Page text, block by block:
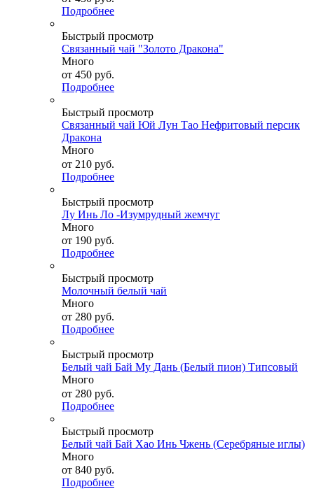
Подробнее
Быстрый просмотр
Связанный чай "Золото Дракона"
Много
от 450 руб.
Подробнее
Быстрый просмотр
Связанный чай Юй Лун Тао Нефритовый персик
Дракона
Много
от 210 руб.
Подробнее
Быстрый просмотр
Лу Инь Ло -Изумрудный жемчуг
Много
от 190 руб.
Подробнее
Быстрый просмотр
Молочный белый чай
Много
от 280 руб.
Подробнее
Быстрый просмотр
Белый чай Бай Му Дань (Белый пион) Типсовый
Много
от 280 руб.
Подробнее
Быстрый просмотр
Белый чай Бай Хао Инь Чжень (Серебряные иглы)
Много
от 840 руб.
Подробнее